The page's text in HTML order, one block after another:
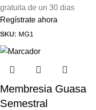
gratuita de un 30 dias
Regístrate ahora
SKU: MG1
Membresia Guasa
Semestral